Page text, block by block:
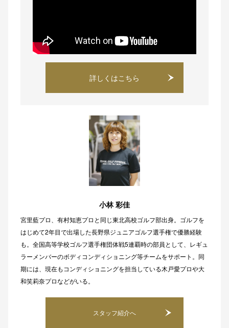
詳しくはこちら
小林 彩佳
宮里藍プロ、有村知恵プロと同じ東北高校ゴルフ部出身。ゴルフを
はじめて2年目で出場した長野県ジュニアゴルフ選手権で優勝経験
も。全国高等学校ゴルフ選手権団体戦5連覇時の部員として、レギュ
ラーメンバーのボディコンディショニング等チームをサポート。同
期には、現在もコンディショニングを担当している木戸愛プロや大
和笑莉奈プロなどがいる。
スタッフ紹介へ